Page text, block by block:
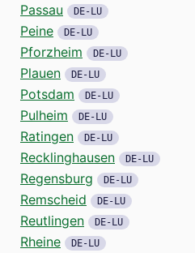
Passau DE-LU
Peine DE-LU
Pforzheim DE-LU
Plauen DE-LU
Potsdam DE-LU
Pulheim DE-LU
Ratingen DE-LU
Recklinghausen DE-LU
Regensburg DE-LU
Remscheid DE-LU
Reutlingen DE-LU
Rheine DE-LU